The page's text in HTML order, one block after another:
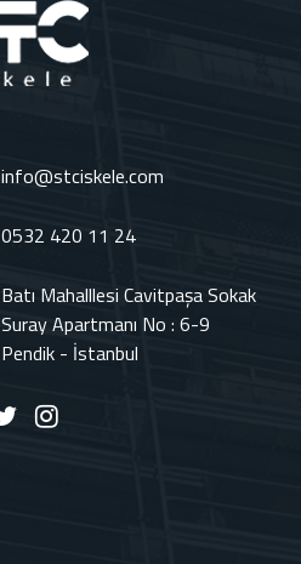
info@stciskele.com
0532 420 11 24
Batı Mahalllesi Cavitpaşa Sokak
Suray Apartmanı No : 6-9
Pendik - İstanbul